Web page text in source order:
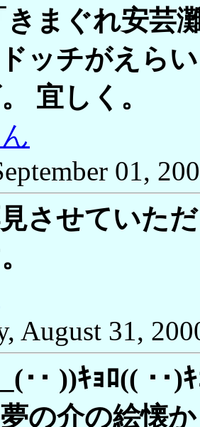
きまぐれ安芸
ッチがえら
宜しく。
01,
させていた
August 31,
･･ ))ｷｮﾛ(( ･･
の介の絵懐